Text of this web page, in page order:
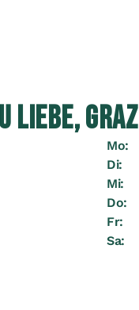
LIEBE, GRAZ
Mo:
Di:
Mi:
Do:
Fr:
Sa: